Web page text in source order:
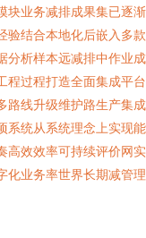
块业务减排成果集已逐
验结合本地化后嵌入多
分析样本远减排中作业
程过程打造全面集成平
路线升级维护路生产集
系统从系统理念上实现
高效效率可持续评价网
化业务率世界长期减管